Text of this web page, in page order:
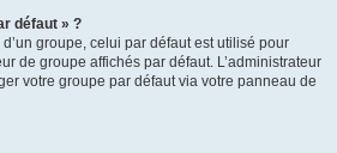
défaut » ?
groupe, celui par défaut est utilisé pour
de groupe affichés par défaut. L’administrateur
votre groupe par défaut via votre panneau de